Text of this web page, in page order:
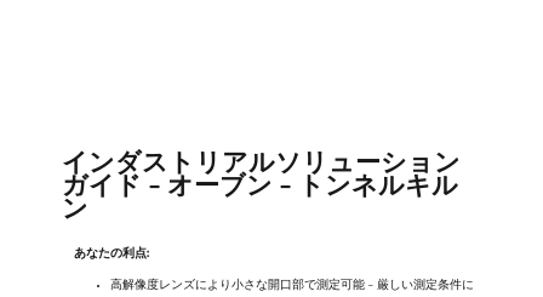
インダストリアルソリューション
ガイド - オーブン - トンネルキル
ン
あなたの利点:
高解像度レンズにより小さな開口部で測定可能 - 厳しい測定条件に